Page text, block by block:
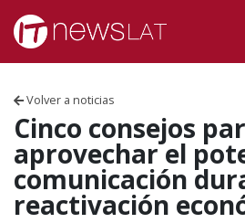
Skip to content
Volver a noticias
Cinco consejos
aprovechar el
comunicación
reactivación
ECUADOR
PERÚ